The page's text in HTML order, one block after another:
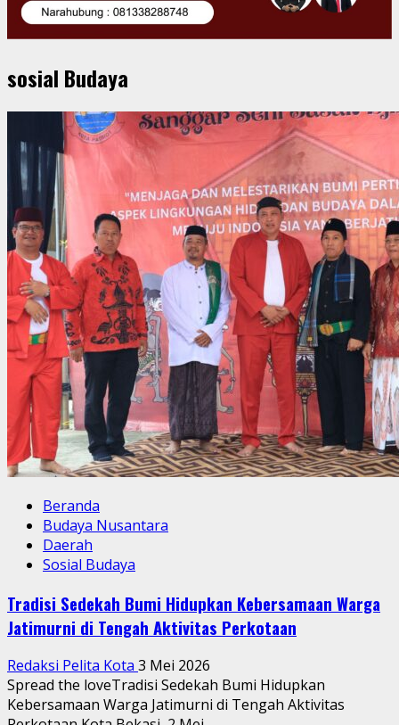
sosial Budaya
Beranda
Budaya Nusantara
Daerah
Sosial Budaya
Tradisi Sedekah Bumi Hidupkan Kebersamaan Warga
Jatimurni di Tengah Aktivitas Perkotaan
Redaksi Pelita Kota 3 Mei 2026
Spread the loveTradisi Sedekah Bumi Hidupkan
Kebersamaan Warga Jatimurni di Tengah Aktivitas